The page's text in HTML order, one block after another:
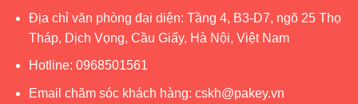
Địa chỉ văn phòng đại diện: Tầng 4, B3-D7, ngõ 25 Thọ
Tháp, Dịch Vọng, Cầu Giấy, Hà Nội, Việt Nam
Hotline: 0968501561
Email chăm sóc khách hàng: cskh@pakey.vn